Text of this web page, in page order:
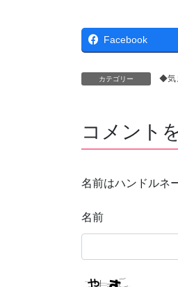
Facebook
カテゴリー ◆気
コメント
名前はハンドルネ
名前